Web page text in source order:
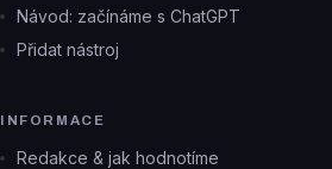
Návod: začínáme s ChatGPT
Přidat nástroj
INFORMACE
Redakce & jak hodnotíme